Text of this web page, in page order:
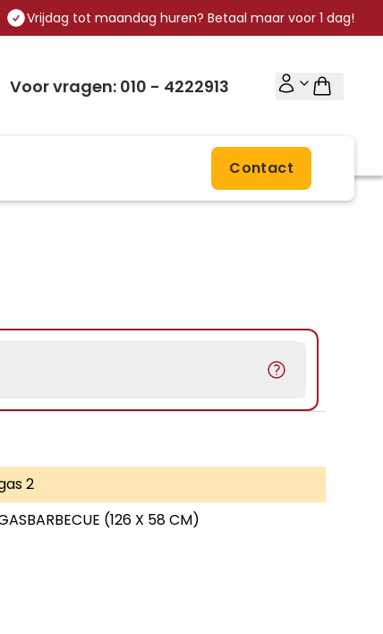
Vrijdag tot maandag huren? Betaal maar voor 1 dag!
Voor vragen: 010 - 4222913
Contact
2
(126 X 58 CM)